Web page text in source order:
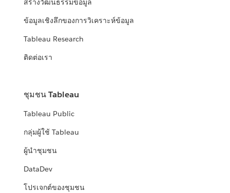
สร้างวัฒนธรรมข้อมูล
ข้อมูลเชิงลึกของการวิเคราะห์ข้อมูล
Tableau Research
ติดต่อเรา
ชุมชน Tableau
Tableau Public
กลุ่มผู้ใช้ Tableau
ผู้นำชุมชน
DataDev
โปรเจกต์ของชุมชน